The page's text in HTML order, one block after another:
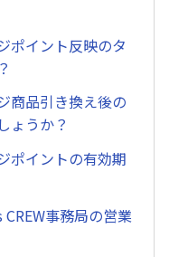
ポイント反映のタ
商品引き換え後の
ょうか？
ポイントの有効期
事務局の営業